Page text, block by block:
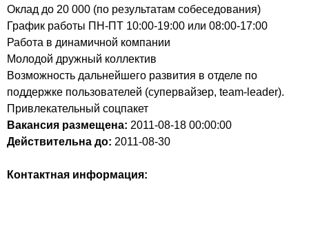
Оклад до 20 000 (по результатам собеседования)
График работы ПН-ПТ 10:00-19:00 или 08:00-17:00
Работа в динамичной компании
Молодой дружный коллектив
Возможность дальнейшего развития в отделе по
поддержке пользователей (супервайзер, team-leader).
Привлекательный соцпакет
Вакансия размещена: 2011-08-18 00:00:00
Действительна до: 2011-08-30
Контактная информация: